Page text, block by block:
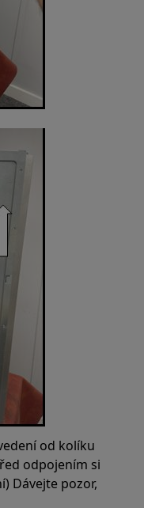
od kolíku
odpojením si
Dávejte pozor,